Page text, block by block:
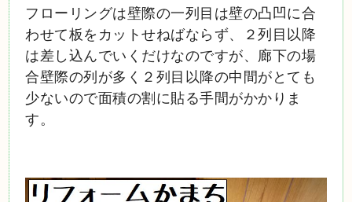
フローリングは壁際の一列目は壁の凸凹に合
わせて板をカットせねばならず、２列目以降
は差し込んでいくだけなのですが、廊下の場
合壁際の列が多く２列目以降の中間がとても
少ないので面積の割に貼る手間がかかりま
す。